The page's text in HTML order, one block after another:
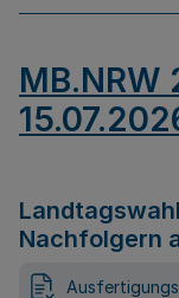
MB.NRW
Nachfolgern